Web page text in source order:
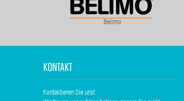
Belimo
KONTAKT
Kontaktieren Sie uns!